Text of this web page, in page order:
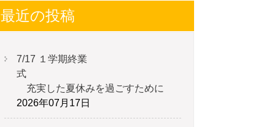
最近の投稿
7/17 １学期終業
式
充実した夏休みを過ごすために
2026年07月17日